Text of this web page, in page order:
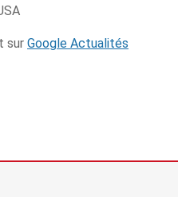
sur Google Actualités